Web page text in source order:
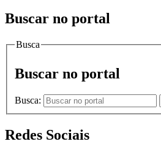
Buscar no portal
Busca
Buscar no portal
Busca:
Redes Sociais